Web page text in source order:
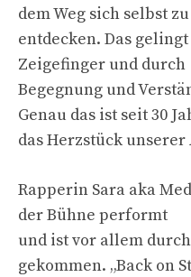
dem Weg sich selbst zu
entdecken. Das
Zeigefinger und durch
Begegnung und
Genau das ist seit 30
das Herzstück unserer
Rapperin Sara aka
der Bühne performt
und ist vor allem
gekommen. „Back on